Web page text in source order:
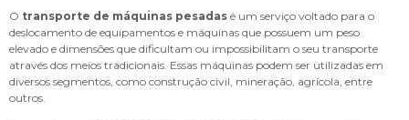
O transporte de máquinas pesadas é um serviço voltado para o
deslocamento de equipamentos e máquinas que possuem um peso
elevado e dimensões que dificultam ou impossibilitam o seu transporte
através dos meios tradicionais. Essas máquinas podem ser utilizadas em
diversos segmentos, como construção civil, mineração, agrícola, entre
outros.